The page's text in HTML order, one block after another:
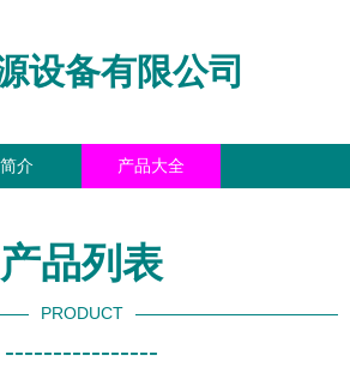
设备有限公司
介 产品大全
产品列表
PRODUCT
----------------